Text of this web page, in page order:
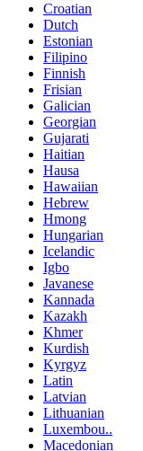
Croatian
Dutch
Estonian
Filipino
Finnish
Frisian
Galician
Georgian
Gujarati
Haitian
Hausa
Hawaiian
Hebrew
Hmong
Hungarian
Icelandic
Igbo
Javanese
Kannada
Kazakh
Khmer
Kurdish
Kyrgyz
Latin
Latvian
Lithuanian
Luxembou..
Macedonian